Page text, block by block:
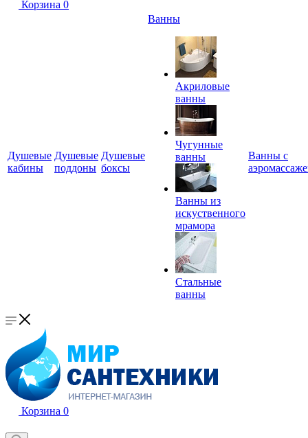
Корзина 0
Душевые
кабины
Душевые
поддоны
Душевые
боксы
Ванны
Акриловые
ванны
Чугунные
ванны
Ванны из
искуственного
мрамора
Стальные
ванны
Ванны с
Корзина 0